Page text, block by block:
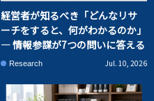
経営者が知るべき「どんなリサ
ーチをすると、何がわかるのか」
― 情報参謀が7つの問いに答える
Research Jul. 10, 2026